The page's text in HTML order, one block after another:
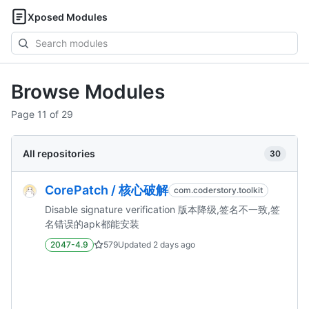
Xposed Modules
Search
modules
Browse Modules
Page 11 of 29
All repositories 30
CorePatch / 核心破解 com.coderstory.toolkit
Disable signature verification 版本降级,签名不一致,签
名错误的apk都能安装
2047-4.9 579Updated 2 days ago